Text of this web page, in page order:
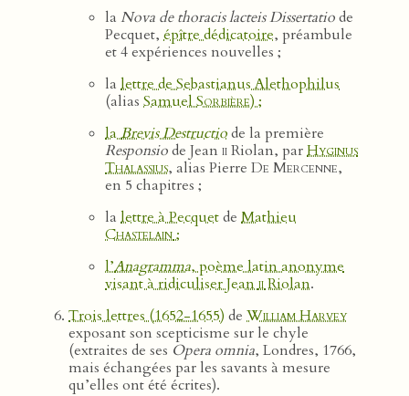
la Nova de thoracis lacteis Dissertatiode
Pecquet, épître dédicatoire, préambule
et 4 expériences nouvelles ;
la lettre de Sebastianus Alethophilus
(alias SamuelSorbière) ;
laBrevis Destructiode la première
Responsiode Jean iiRiolan, parHyginus
Thalassius, alias Pierre De Mercenne,
en 5 chapitres ;
la lettre à Pecquetde Mathieu
Chastelain;
l’Anagramma, poème latin anonyme
visant à ridiculiser JeaniiRiolan.
Trois lettres (1652-1655) de William Harvey
exposant son scepticisme sur le chyle
(extraites de ses Opera omnia, Londres, 1766,
mais échangées par les savants à mesure
qu’elles ont été écrites).